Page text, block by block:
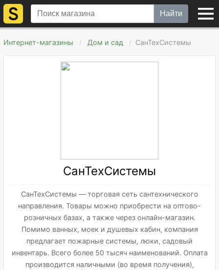
Найти
Интернет-магазины Дом и сад СанТехСистемы
СанТехСистемы
СанТехСистемы — торговая сеть сантехнического
направления. Товары можно приобрести на оптово-
розничных базах, а также через онлайн-магазин.
Помимо ванных, моек и душевых кабин, компания
предлагает пожарные системы, люки, садовый
инвентарь. Всего более 50 тысяч наименований. Оплата
производится наличными (во время получения),